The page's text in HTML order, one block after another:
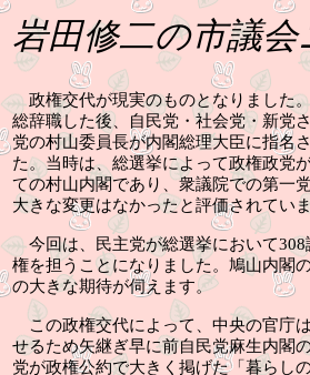
岩田修二の市議
政権交代が現実のものとなりました
総辞職した後、自民党・社会党・新党
党の村山委員長が内閣総理大臣に指名
た。当時は、総選挙によって政権政党
ての村山内閣であり、衆議院での第一
大きな変更はなかったと評価されていま
今回は、民主党が総選挙において308
権を担うことになりました。鳩山内閣
の大きな期待が伺えます。
この政権交代によって、中央の官庁
せるため矢継ぎ早に前自民党麻生内閣
党が政権公約で大きく掲げた「暮らし